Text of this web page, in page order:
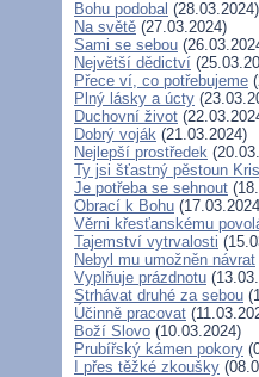
Bohu podobal (28.03.2024)
Na světě (27.03.2024)
Sami se sebou
Největší dědictví
Přece ví, co potřebujeme
Plný lásky a úcty
Duchovní život
Dobrý voják (21.03.2024)
Nejlepší prostředek
Ty jsi šťastný pěstoun
Je potřeba se sehnout
Obrací k Bohu
Věrni křesťanskému
Tajemství vytrvalosti
Nebyl mu umožněn návrat
Vyplňuje prázdnotu
Strhávat druhé za sebou
Účinně pracovat
Boží Slovo (10.03.2024)
Prubířský kámen pokory
I přes těžké zkoušky